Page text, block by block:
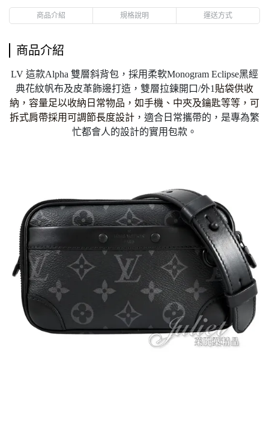
商品介紹 規格說明 運送方式
商品介紹
LV 這款Alpha 雙層斜背包，採用柔軟Monogram Eclipse黑經
典花紋帆布及皮革飾邊打造，雙層拉鍊開口/外1 貼袋供收
納， 容量足以收納日常物品，如手機、中夾及鑰匙等等， 可
拆式肩帶採用可調節長度設計 ，適合日常攜帶的，是專為繁
忙都會人的設計的實用包款。